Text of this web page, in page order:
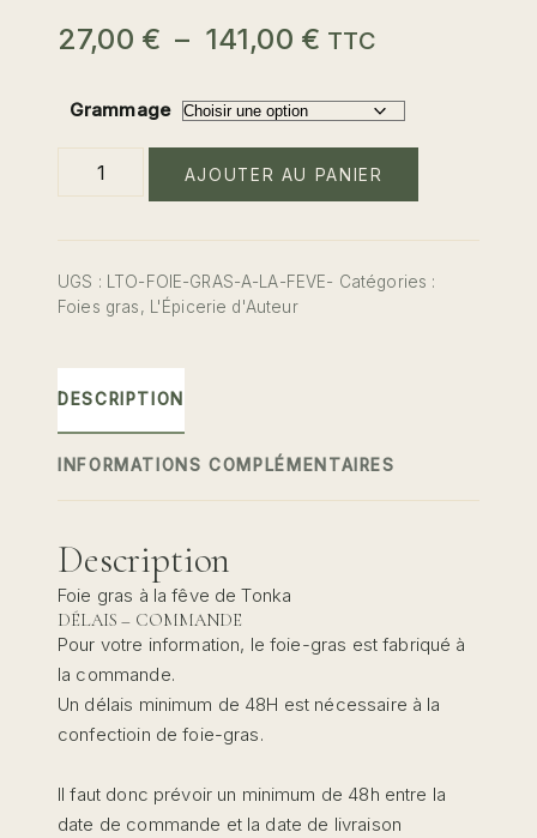
27,00 € – 141,00 € Plage
27,00 €
141,00 €
TTC
Grammage
quantité
gras
à
la
Tonka
AJOUTER AU PANIER
UGS : LTO-FOIE-GRAS-A-LA-FEVE- Catégories :
Foies gras, L'Épicerie d'Auteur
DESCRIPTION
INFORMATIONS COMPLÉMENTAIRES
Description
Foie gras à la fêve de Tonka
DÉLAIS – COMMANDE
Pour votre information, le foie-gras est fabriqué à
la commande.
Un délais minimum de 48H est nécessaire à la
confectioin de foie-gras.
Il faut donc prévoir un minimum de 48h entre la
date de commande et la date de livraison